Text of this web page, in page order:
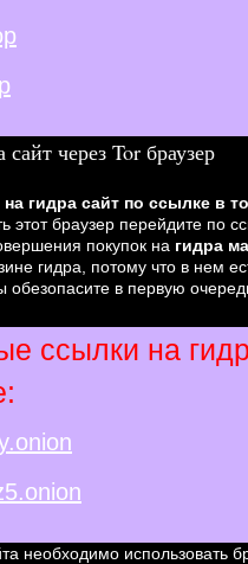
через Tor браузер
на гидра сайт по ссылке в
этот браузер перейдите по
покупок на гидра
гидра, потому что в нем
обезопасите в первую
ссылки на
необходимо использовать